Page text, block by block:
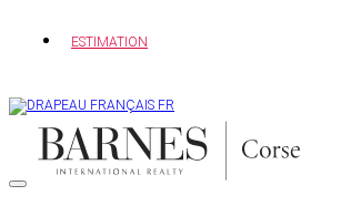
ESTIMATION
FR